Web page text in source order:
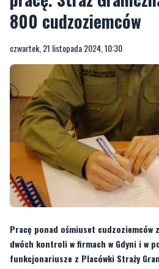
czwartek, 21 listopada 2024, 10:30
Pracę ponad ośmiuset cudzoziemców
dwóch kontroli w firmach w Gdyni i w
obcokrajowców nie miało prawa
podstawa pobytu nie uprawniała do
Mundurowi z Gdyni łącznie zweryfikowali